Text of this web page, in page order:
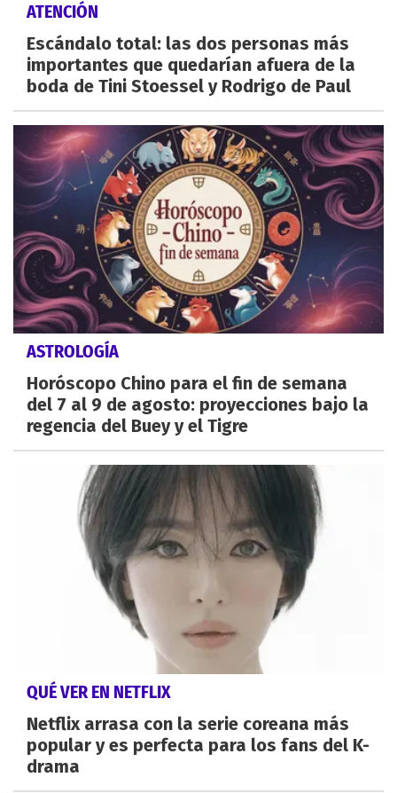
ATENCIÓN
Escándalo total: las dos personas más
importantes que quedarían afuera de la
boda de Tini Stoessel y Rodrigo de Paul
ASTROLOGÍA
Horóscopo Chino para el fin de semana
del 7 al 9 de agosto: proyecciones bajo la
regencia del Buey y el Tigre
QUÉ VER EN NETFLIX
Netflix arrasa con la serie coreana más
popular y es perfecta para los fans del K-
drama